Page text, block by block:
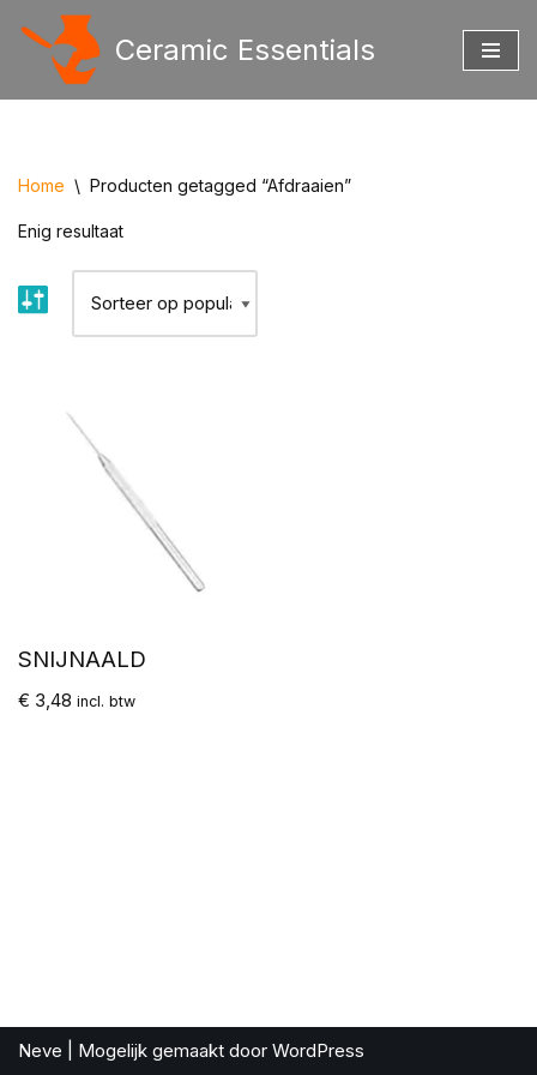
Ceramic Essentials
Home \ Producten getagged “Afdraaien”
Enig resultaat
SNIJNAALD
€ 3,48 incl. btw
Neve | Mogelijk gemaakt door WordPress